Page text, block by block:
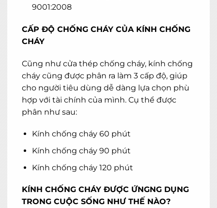
9001:2008
CẤP ĐỘ CHỐNG CHÁY CỦA KÍNH CHỐNG
CHÁY
Cũng như cửa thép chống cháy, kính chống
cháy cũng được phân ra làm 3 cấp độ, giúp
cho người tiêu dùng dễ dàng lựa chọn phù
hợp với tài chính của mình. Cụ thể được
phân như sau:
Kính chống cháy 60 phút
Kính chống cháy 90 phút
Kính chống cháy 120 phút
KÍNH CHỐNG CHÁY ĐƯỢC ỨNGNG DỤNG
TRONG CUỘC SỐNG NHƯ THẾ NÀO?